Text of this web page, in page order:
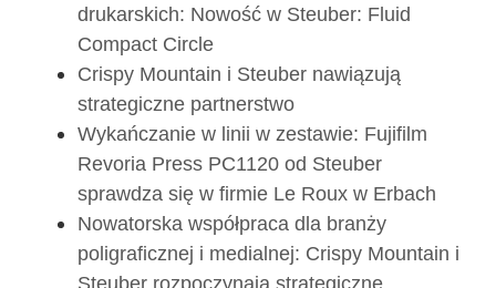
drukarskich: Nowość w Steuber: Fluid
Compact Circle
Crispy Mountain i Steuber nawiązują
strategiczne partnerstwo
Wykańczanie w linii w zestawie: Fujifilm
Revoria Press PC1120 od Steuber
sprawdza się w firmie Le Roux w Erbach
Nowatorska współpraca dla branży
poligraficznej i medialnej: Crispy Mountain i
Steuber rozpoczynają strategiczne